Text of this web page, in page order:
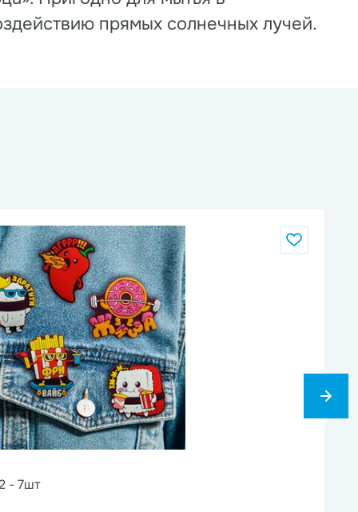
прямых солнечных лучей.
- 7шт